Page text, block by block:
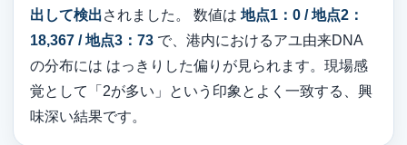
出して検出されました。 数値は 地点1：0 / 地点2：
18,367 / 地点3：73 で、港内におけるアユ由来DNA
の分布には はっきりした偏りが見られます。現場感
覚として「2が多い」という印象とよく一致する、興
味深い結果です。